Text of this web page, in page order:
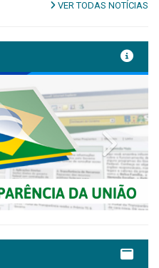
VER TODAS NOTÍCIAS
Next